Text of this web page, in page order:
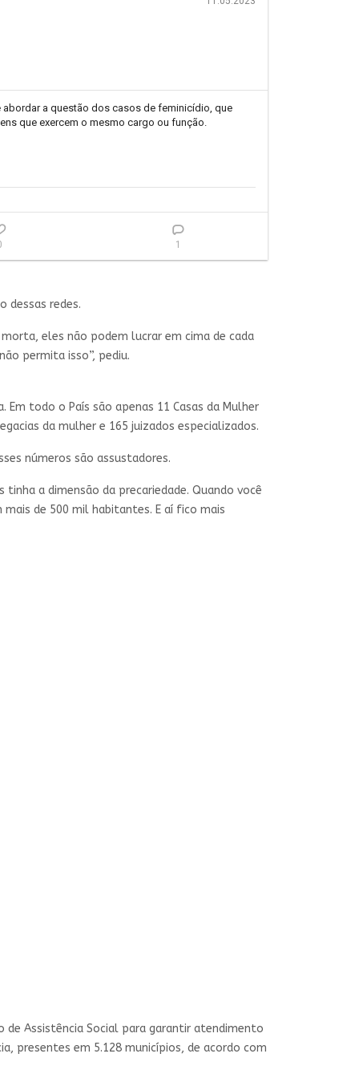
abordar a questão dos casos de feminicídio, que
que exercem o mesmo cargo ou função.
1
dessas redes.
eles não podem lucrar em cima de cada
permita isso”, pediu.
todo o País são apenas 11 Casas da Mulher
da mulher e 165 juizados especializados.
números são assustadores.
a dimensão da precariedade. Quando você
de 500 mil habitantes. E aí fico mais
de Assistência Social para garantir atendimento
presentes em 5.128 municípios, de acordo com